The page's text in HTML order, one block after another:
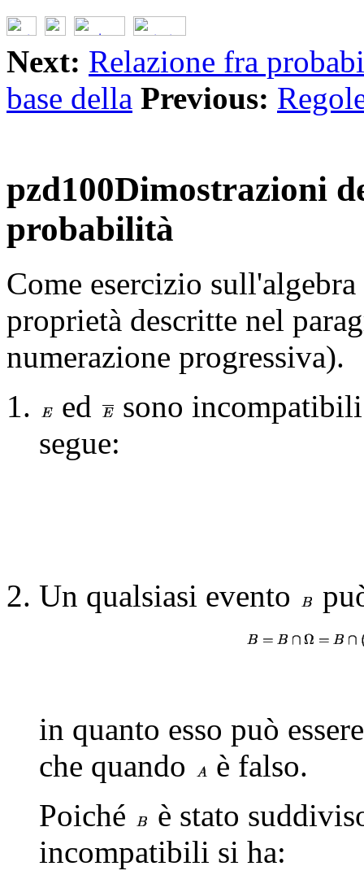
Next: Relazione fra
base della Previous:
pzd100Dimostrazioni
probabilità
Come esercizio
proprietà descritte nel
numerazione progressiva).
ed
sono
segue:
Un qualsiasi evento
in quanto esso può
che quando
è falso.
Poiché
è stato
incompatibili si ha: